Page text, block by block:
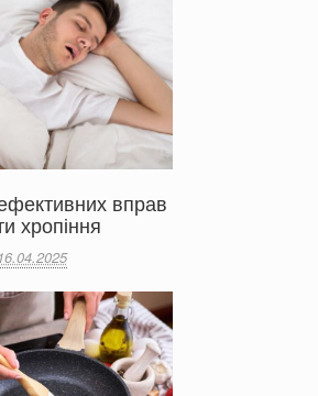
вправ
хропіння
16.04.2025